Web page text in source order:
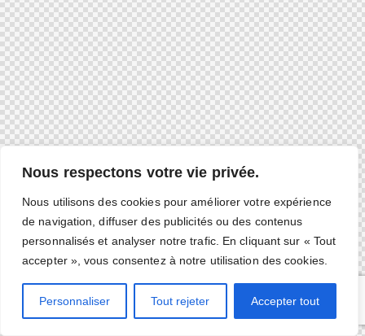
Nous respectons votre vie privée.
Nous utilisons des cookies pour améliorer votre expérience
de navigation, diffuser des publicités ou des contenus
personnalisés et analyser notre trafic. En cliquant sur « Tout
accepter », vous consentez à notre utilisation des cookies.
Personnaliser Tout rejeter Accepter tout